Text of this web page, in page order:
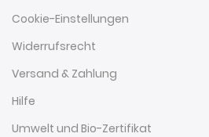
Cookie-Einstellungen
Widerrufsrecht
Versand & Zahlung
Hilfe
Umwelt und Bio-Zertifikat